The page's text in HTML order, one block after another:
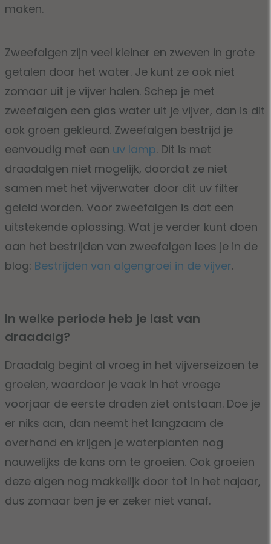
maken.
Zweefalgen zijn veel kleiner en zweven in grote
getalen door het water. Je kunt ze ook niet
zomaar uit je vijver halen. Schep je met
zweefalgen een glas water uit je vijver, dan is dit
ook groen gekleurd. Zweefalgen bestrijd je
eenvoudig met een uv lamp. Dit is met
draadalgen niet mogelijk, doordat ze niet
samen met het vijverwater door dit uv filter
geleid worden. Voor zweefalgen is dat een
uitstekende oplossing. Wat je verder kunt doen
aan het bestrijden van zweefalgen lees je in de
blog: Bestrijden van algengroei in de vijver.
In welke periode heb je last van
draadalg?
Draadalg begint al vroeg in het vijverseizoen te
groeien, waardoor je vaak in het vroege
voorjaar de eerste draden ziet ontstaan. Doe je
er niks aan, dan neemt het langzaam de
overhand en krijgen je waterplanten nog
nauwelijks de kans om te groeien. Ook groeien
deze algen nog makkelijk door tot in het najaar,
dus zomaar ben je er zeker niet vanaf.